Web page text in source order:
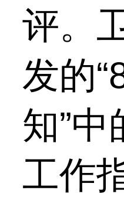
评。
发的
知”中
工作